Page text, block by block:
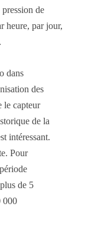
de
heure, par jour,
dans
des
le capteur
de la
intéressant.
Pour
de 5
000